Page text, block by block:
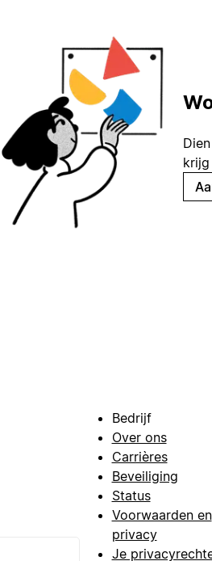
Bedrijf
Over ons
Carrières
Beveiliging
Status
Voorwaarden en
privacy
Je